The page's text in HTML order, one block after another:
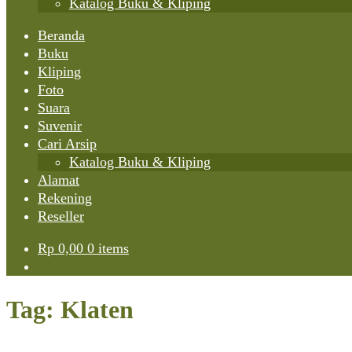
Katalog Buku & Kliping
Beranda
Buku
Kliping
Foto
Suara
Suvenir
Cari Arsip
Katalog Buku & Kliping
Alamat
Rekening
Reseller
Rp 0,00 0 items
Tag: Klaten